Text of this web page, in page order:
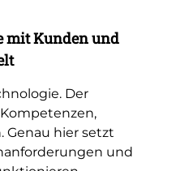
mit Kunden und
Der
hier setzt
und